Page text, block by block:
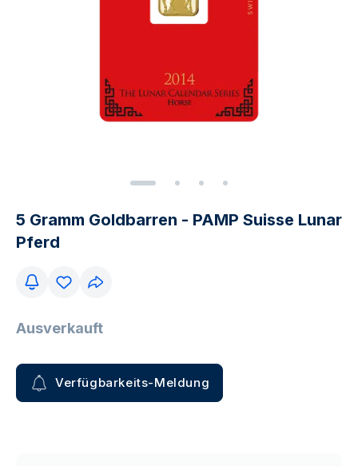
5 Gramm Goldbarren - PAMP Suisse Lunar
Pferd
Ausverkauft
Verfügbarkeits-Meldung